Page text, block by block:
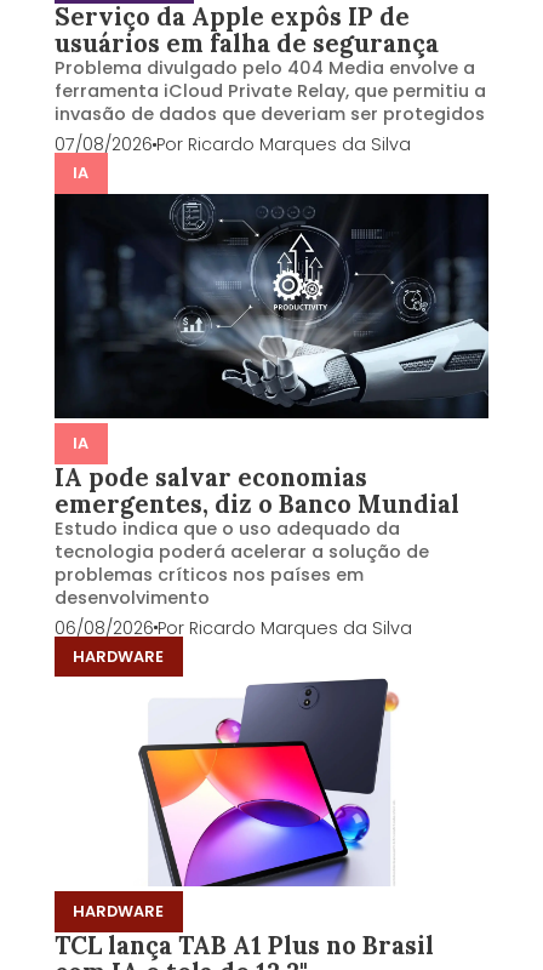
Serviço da Apple expôs IP de
usuários em falha de segurança
Problema divulgado pelo 404 Media envolve a
ferramenta iCloud Private Relay, que permitiu a
invasão de dados que deveriam ser protegidos
07/08/2026Por Ricardo Marques da Silva
IA
IA
IA pode salvar economias
emergentes, diz o Banco Mundial
Estudo indica que o uso adequado da
tecnologia poderá acelerar a solução de
problemas críticos nos países em
desenvolvimento
06/08/2026Por Ricardo Marques da Silva
HARDWARE
HARDWARE
TCL lança TAB A1 Plus no Brasil